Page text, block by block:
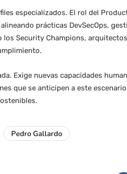
especializados. El rol del
prácticas DevSecOps,
Security Champions,
Exige nuevas capacidades
que se anticipen a este
Pedro Gallardo